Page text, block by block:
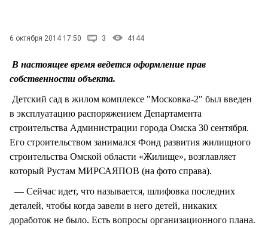
СТИЛЬ ЖИЗНИ
6 октября 2014 17:50 3 4144
В настоящее время ведется оформление прав
собственности объекта.
Детский сад в жилом комплексе "Московка-2" был введен
в эксплуатацию распоряжением Департамента
строительства Администрации города Омска 30 сентября.
Его строительством занимался Фонд развития жилищного
строительства Омской области «Жилище», возглавляет
который Рустам МИРСАЯПОВ (на фото справа).
— Сейчас идет, что называется, шлифовка последних
деталей, чтобы когда завели в него детей, никаких
доработок не было. Есть вопросы организационного плана.